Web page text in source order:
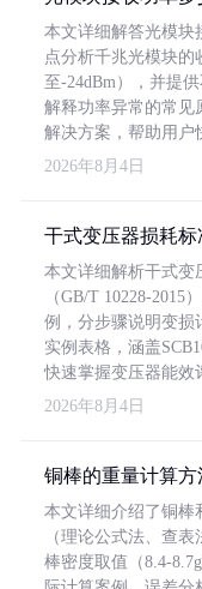
本文详细解答光模块
点分析千兆光模块的
至-24dBm），并提
解释功率异常的常见
解决方案，帮助用户
2026年8月4日
干式变压器损耗
本文详细解析干式变
（GB/T 10228-2015
例，分步骤说明变损
实例表格，涵盖
快速掌握变压器能效
2026年8月4日
铜棒的重量计算方
本文详细介绍了铜棒
（理论公式法、查
棒密度取值（8.4-